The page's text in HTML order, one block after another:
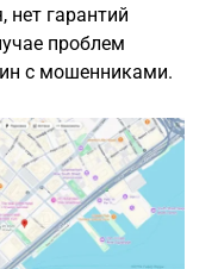
нет гарантий
проблем
с мошенниками.